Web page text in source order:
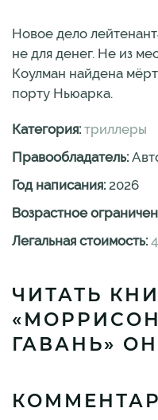
Новое дело
не для денег. Не из
Коулман найдена
порту Ньюарка.
Категория: триллеры
Правообладатель:
Год написания: 2026
Возрастное
Легальная стоимость:
ЧИТАТЬ
ГАВАНЬ»